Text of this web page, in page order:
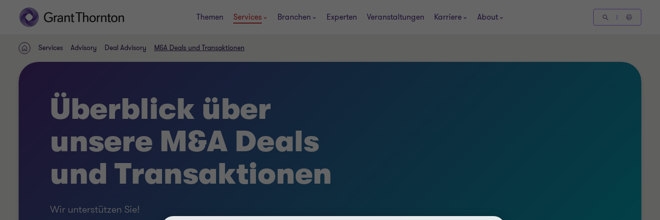
Themen Services Branchen Experten Veranstaltungen Karriere About
HOMEServices Advisory Deal Advisory M&A Deals und Transaktionen
Überblick über
unsere M&A Deals
und Transaktionen
Wir unterstützen Sie!